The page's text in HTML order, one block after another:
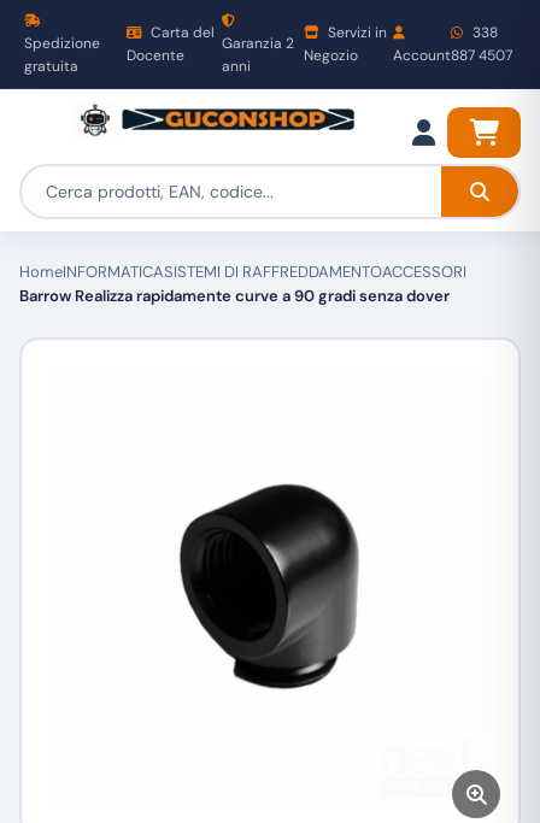
Spedizione
gratuita
Carta del
Docente
Garanzia 2
anni
Servizi in
Negozio
Account
338
887 4507
HomeINFORMATICASISTEMI DI RAFFREDDAMENTOACCESSORI
Barrow Realizza rapidamente curve a 90 gradi senza dover